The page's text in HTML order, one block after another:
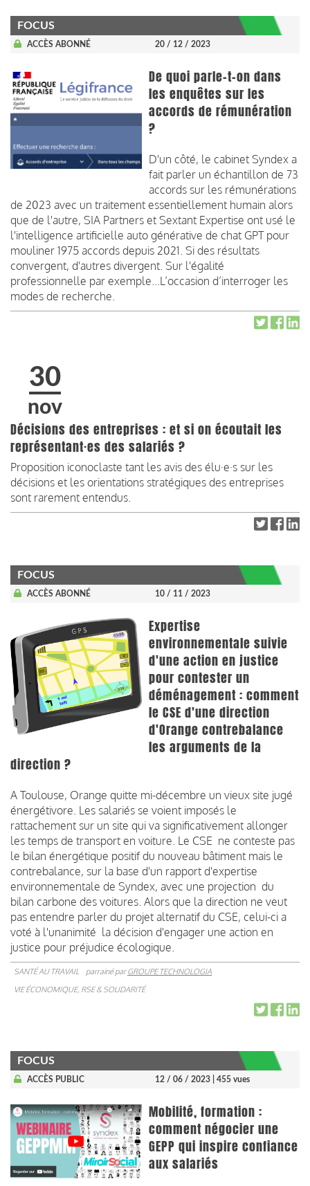
FOCUS
ACCÈS ABONNÉ 20 / 12 / 2023
De quoi parle-t-on dans
les enquêtes sur les
accords de rémunération
?
D'un côté, le cabinet Syndex a
fait parler un échantillon de 73
accords sur les rémunérations
de 2023 avec un traitement essentiellement humain alors
que de l'autre, SIA Partners et Sextant Expertise ont usé le
l'intelligence artificielle auto générative de chat GPT pour
mouliner 1975 accords depuis 2021. Si des résultats
convergent, d'autres divergent. Sur l'égalité
professionnelle par exemple...L’occasion d’interroger les
modes de recherche.
30
nov
Décisions des entreprises : et si on écoutait les
représentant·es des salariés ?
Proposition iconoclaste tant les avis des élu·e·s sur les
décisions et les orientations stratégiques des entreprises
sont rarement entendus.
FOCUS
ACCÈS ABONNÉ 10 / 11 / 2023
Expertise
environnementale suivie
d'une action en justice
pour contester un
déménagement : comment
le CSE d'une direction
d'Orange contrebalance
les arguments de la
direction ?
A Toulouse, Orange quitte mi-décembre un vieux site jugé
énergétivore. Les salariés se voient imposés le
rattachement sur un site qui va significativement allonger
les temps de transport en voiture. Le CSE ne conteste pas
le bilan énergétique positif du nouveau bâtiment mais le
contrebalance, sur la base d'un rapport d'expertise
environnementale de Syndex, avec une projection du
bilan carbone des voitures. Alors que la direction ne veut
pas entendre parler du projet alternatif du CSE, celui-ci a
voté à l'unanimité la décision d'engager une action en
justice pour préjudice écologique.
SANTÉ AU TRAVAIL parrainé parGROUPE TECHNOLOGIA
VIE ÉCONOMIQUE, RSE & SOLIDARITÉ
FOCUS
ACCÈS PUBLIC 12 / 06 / 2023 | 455 vues
Mobilité, formation :
comment négocier une
GEPP qui inspire confiance
aux salariés